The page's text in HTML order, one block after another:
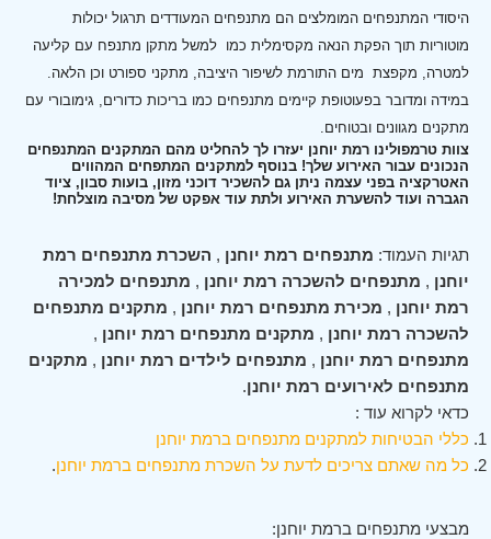
היסודי המתנפחים המומלצים הם מתנפחים המעודדים תרגול יכולות
מוטוריות תוך הפקת הנאה מקסימלית כמו למשל מתקן מתנפח עם קליעה
למטרה, מקפצת מים התורמת לשיפור היציבה, מתקני ספורט וכן הלאה.
במידה ומדובר בפעוטופת קיימים מתנפחים כמו בריכות כדורים, גימובורי עם
מתקנים מגוונים ובטוחים.
צוות טרמפולינו רמת יוחנן יעזרו לך להחליט מהם המתקנים המתנפחים
הנכונים עבור האירוע שלך! בנוסף למתקנים המתפחים המהווים
האטרקציה בפני עצמה ניתן גם להשכיר דוכני מזון, בועות סבון, ציוד
הגברה ועוד להשערת האירוע ולתת עוד אפקט של מסיבה מוצלחת!
תגיות העמוד: מתנפחים רמת יוחנן , השכרת מתנפחים רמת
יוחנן , מתנפחים להשכרה רמת יוחנן , מתנפחים למכירה
רמת יוחנן , מכירת מתנפחים רמת יוחנן , מתקנים מתנפחים
להשכרה רמת יוחנן , מתקנים מתנפחים רמת יוחנן ,
מתנפחים רמת יוחנן , מתנפחים לילדים רמת יוחנן , מתקנים
מתנפחים לאירועים רמת יוחנן.
כדאי לקרוא עוד :
כללי הבטיחות למתקנים מתנפחים ברמת יוחנן
כל מה שאתם צריכים לדעת על השכרת מתנפחים ברמת יוחנן.
מבצעי מתנפחים ברמת יוחנן: